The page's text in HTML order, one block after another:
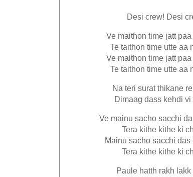
Desi crew! Desi
Ve maithon time jatt
Te taithon time utte aa
Ve maithon time jatt
Te taithon time utte aa
Na teri surat thikane
Dimaag dass kehdi vi
Ve mainu sacho sacchi
Tera kithe kithe ki
Mainu sacho sacchi das
Tera kithe kithe ki
Paule hatth rakh lakk